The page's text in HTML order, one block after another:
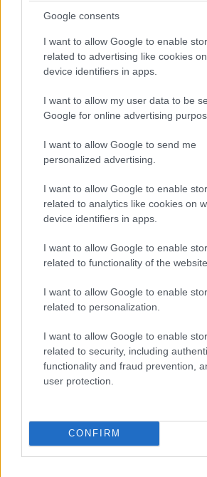
Google consents
I want to allow Google to enable
related to advertising like cookies
device identifiers in apps.
I want to allow my user data to be
Google for online advertising
I want to allow Google to send me
personalized advertising.
I want to allow Google to enable
related to analytics like cookies on
device identifiers in apps.
I want to allow Google to enable
related to functionality of the
I want to allow Google to enable
related to personalization.
I want to allow Google to enable
related to security, including
functionality and fraud prevention,
user protection.
CONFIRM
ΓΝΩΜΕΣ
ΓΝΩΜΕΣ
2/08/2026 - 3:46μμ